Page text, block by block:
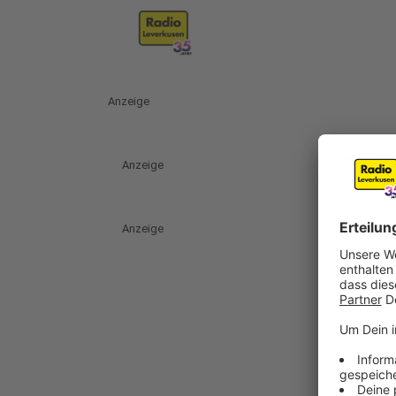
Anzeige
Anzeige
Anzeige